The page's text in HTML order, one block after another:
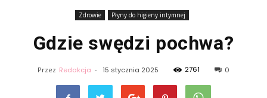
Zdrowie Płyny do higieny intymnej
Gdzie swędzi pochwa?
Przez Redakcja - 15 stycznia 2025 2761 0